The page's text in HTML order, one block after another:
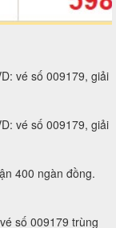
vé số 009179, giải
vé số 009179, giải
400 ngàn đồng.
số 009179 trùng